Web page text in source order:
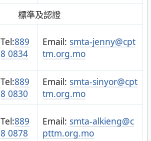
標準及認證
Tel:889
8 0834
Email: smta-jenny@cpt
tm.org.mo
Tel:889
8 0830
Email: smta-sinyor@cpt
tm.org.mo
Tel:889
8 0878
Email: smta-alkieng@c
pttm.org.mo